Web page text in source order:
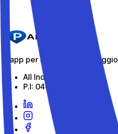
Parkito in Via C. Festa 44
Dettagli
L'app per i parcheggi in viaggio
All Indabox Srl
P.I: 04099131205